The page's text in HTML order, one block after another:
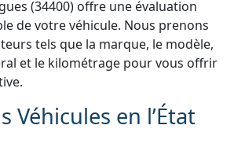
(34400) offre une évaluation
de votre véhicule. Nous prenons
tels que la marque, le modèle,
et le kilométrage pour vous offrir
Véhicules en l’État